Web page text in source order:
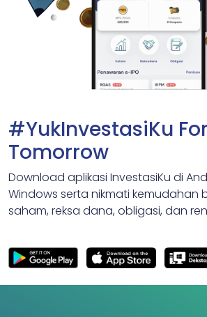
#YukInvestasiKu
Tomorrow
Download aplikasi InvestasiKu di
Windows serta nikmati kemudahan
saham, reksa dana, obligasi, dan